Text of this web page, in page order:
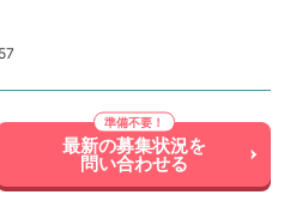
最新の募集状況を
問い合わせる